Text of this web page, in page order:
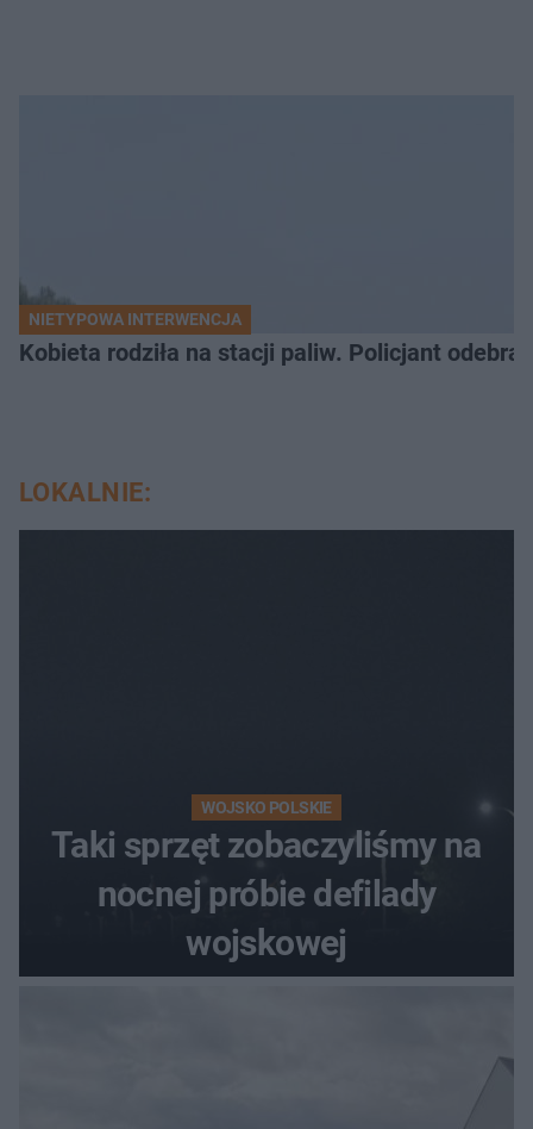
NIETYPOWA INTERWENCJA
Kobieta rodziła na stacji paliw. Policjant
LOKALNIE:
WOJSKO POLSKIE
Taki sprzęt zobaczyliśmy na
nocnej próbie defilady
wojskowej